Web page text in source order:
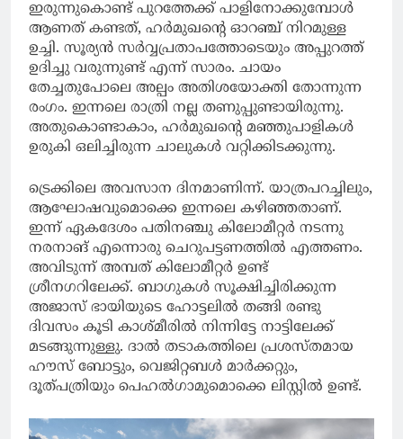
ഇരുന്നുകൊണ്ട് പുറത്തേക്ക് പാളിനോക്കുമ്പോൾ
ആണത് കണ്ടത്, ഹർമുഖന്റെ ഓറഞ്ച് നിറമുള്ള
ഉച്ചി. സൂര്യൻ സർവ്വപ്രതാപത്തോടെയും അപ്പുറത്ത്
ഉദിച്ചു വരുന്നുണ്ട് എന്ന് സാരം. ചായം
തേച്ചതുപോലെ അല്പം അതിശയോക്തി തോന്നുന്ന
രംഗം. ഇന്നലെ രാത്രി നല്ല തണുപ്പുണ്ടായിരുന്നു.
അതുകൊണ്ടാകാം, ഹർമുഖന്റെ മഞ്ഞുപാളികൾ
ഉരുകി ഒലിച്ചിരുന്ന ചാലുകൾ വറ്റിക്കിടക്കുന്നു.
ട്രെക്കിലെ അവസാന ദിനമാണിന്ന്. യാത്രപറച്ചിലും,
ആഘോഷവുമൊക്കെ ഇന്നലെ കഴിഞ്ഞതാണ്.
ഇന്ന് ഏകദേശം പതിനഞ്ചു കിലോമീറ്റർ നടന്നു
നരനാങ് എന്നൊരു ചെറുപട്ടണത്തിൽ എത്തണം.
അവിടുന്ന് അമ്പത് കിലോമീറ്റർ ഉണ്ട്
ശ്രീനഗറിലേക്ക്. ബാഗുകൾ സൂക്ഷിച്ചിരിക്കുന്ന
അജാസ് ഭായിയുടെ ഹോട്ടലിൽ തങ്ങി രണ്ടു
ദിവസം കൂടി കാശ്മീരിൽ നിന്നിട്ടേ നാട്ടിലേക്ക്
മടങ്ങുന്നുള്ളു. ദാൽ തടാകത്തിലെ പ്രശസ്തമായ
ഹൗസ് ബോട്ടും, വെജിറ്റബൾ മാർക്കറ്റും,
ദൂത്പത്രിയും പെഹൽഗാമുമൊക്കെ ലിസ്റ്റിൽ ഉണ്ട്.